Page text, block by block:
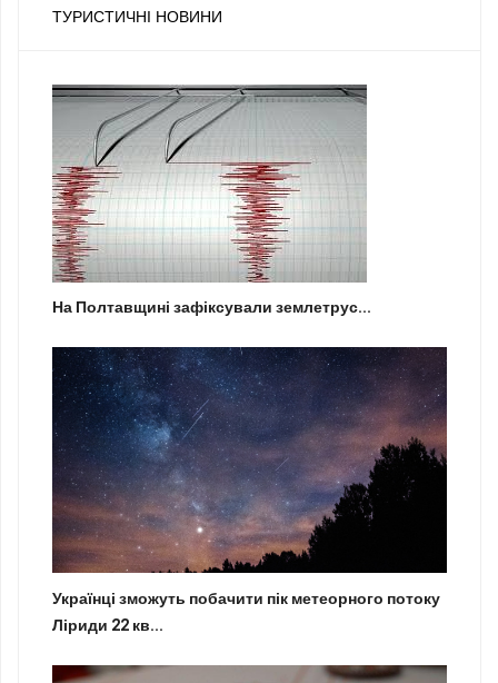
ТУРИСТИЧНІ НОВИНИ
На Полтавщині зафіксували землетрус...
Українці зможуть побачити пік метеорного потоку
Ліриди 22 кв...